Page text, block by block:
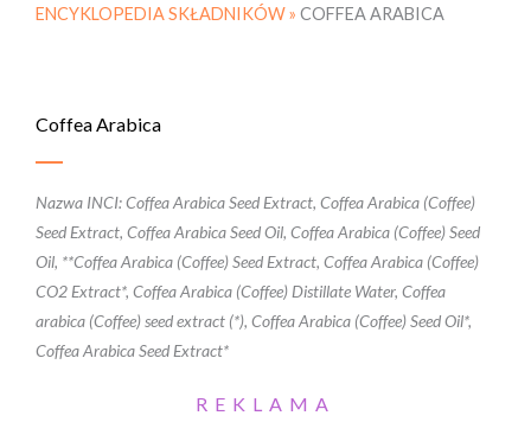
ENCYKLOPEDIA SKŁADNIKÓW » COFFEA ARABICA
Coffea Arabica
Nazwa INCI: Coffea Arabica Seed Extract, Coffea Arabica (Coffee)
Seed Extract, Coffea Arabica Seed Oil, Coffea Arabica (Coffee) Seed
Oil, **Coffea Arabica (Coffee) Seed Extract, Coffea Arabica (Coffee)
CO2 Extract*, Coffea Arabica (Coffee) Distillate Water, Coffea
arabica (Coffee) seed extract (*), Coffea Arabica (Coffee) Seed Oil*,
Coffea Arabica Seed Extract*
REKLAMA